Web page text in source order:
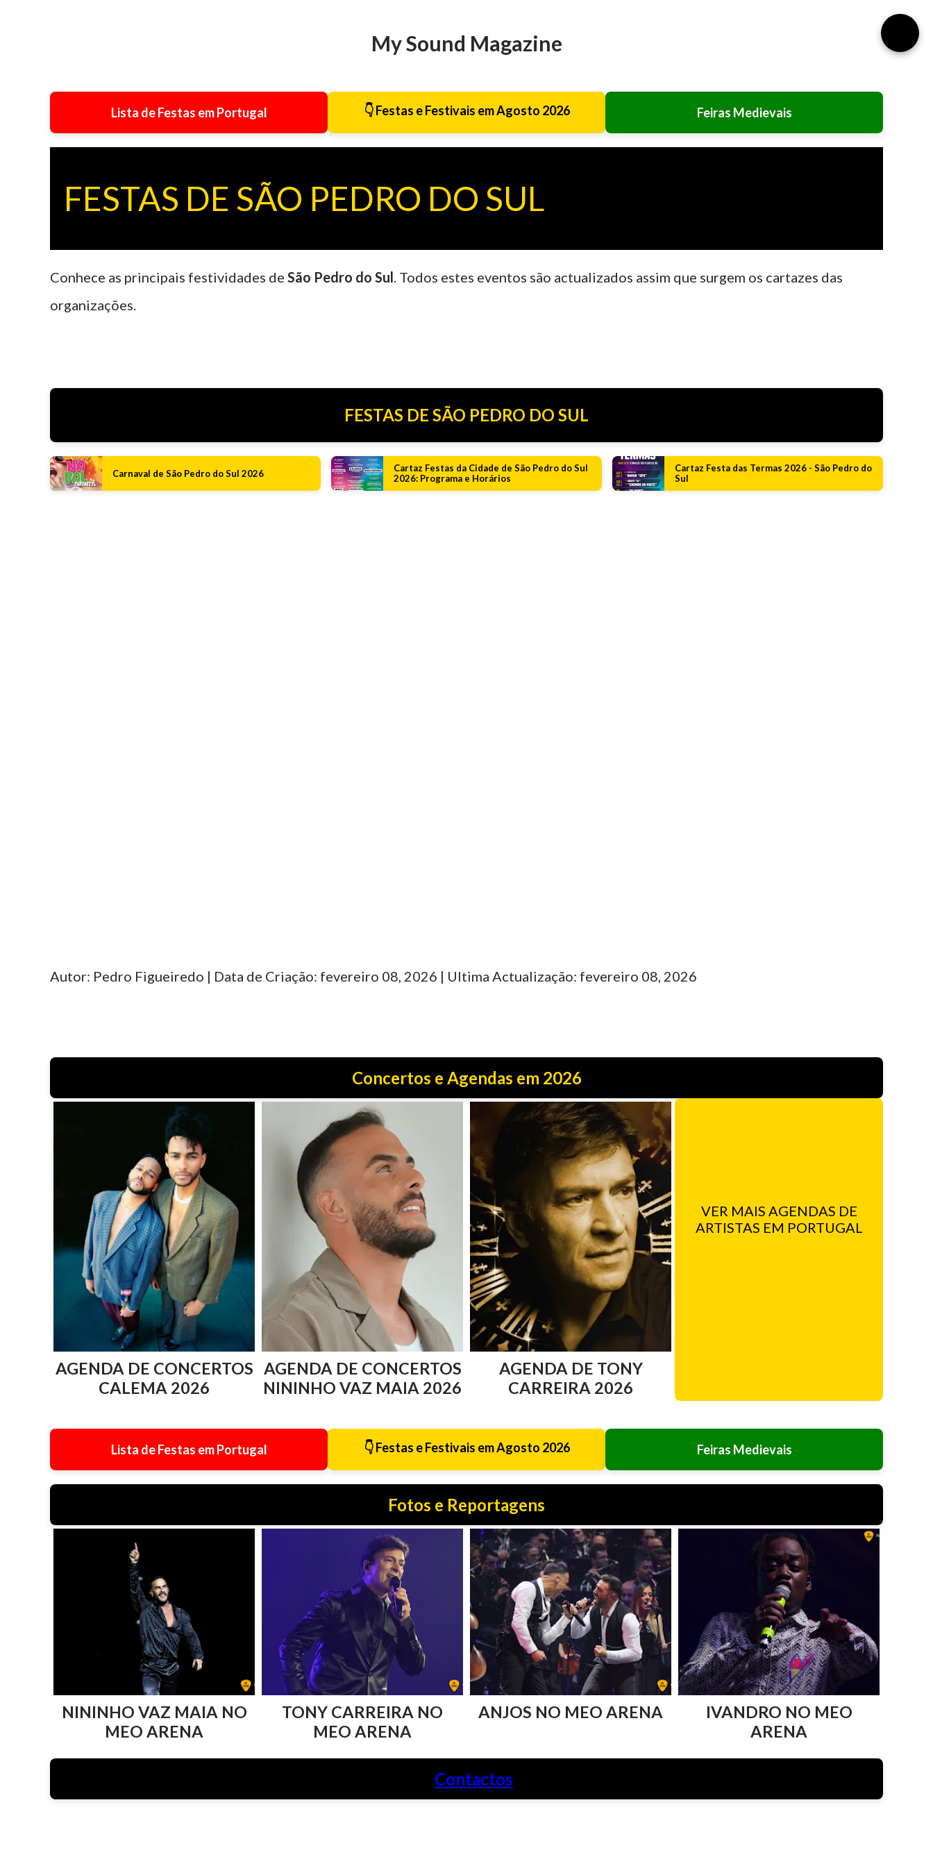
My Sound Magazine
Lista de Festas em Portugal 👇 Festas e Festivais em Agosto 2026 Feiras Medievais
FESTAS DE SÃO PEDRO DO SUL
Conhece as principais festividades de São Pedro do Sul. Todos estes eventos são actualizados assim que surgem os cartazes das
organizações.
FESTAS DE SÃO PEDRO DO SUL
Carnaval de São Pedro do Sul 2026
Cartaz Festas da Cidade de São Pedro do Sul
2026: Programa e Horários
Cartaz Festa das Termas 2026 - São Pedro do
Sul
Autor: Pedro Figueiredo | Data de Criação: fevereiro 08, 2026 | Ultima Actualização: fevereiro 08, 2026
Concertos e Agendas em 2026
AGENDA DE CONCERTOS
CALEMA 2026
AGENDA DE CONCERTOS
NININHO VAZ MAIA 2026
AGENDA DE TONY
CARREIRA 2026
VER MAIS AGENDAS DE
ARTISTAS EM PORTUGAL
Lista de Festas em Portugal 👇 Festas e Festivais em Agosto 2026 Feiras Medievais
Fotos e Reportagens
NININHO VAZ MAIA NO
MEO ARENA
TONY CARREIRA NO
MEO ARENA
ANJOS NO MEO ARENA
IVANDRO NO MEO
ARENA
Contactos